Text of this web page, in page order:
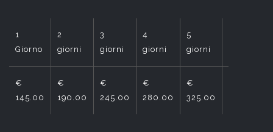
1
Giorno
2
giorni
3
giorni
4
giorni
5
giorni
€
145.00
€
190.00
€
245.00
€
280.00
€
325.00